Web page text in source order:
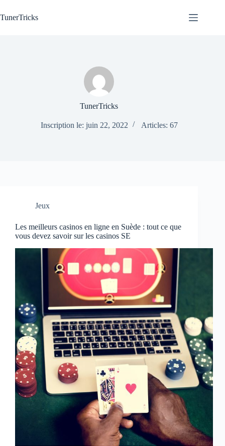
au
contenu
TunerTricks
TunerTricks
Inscription le: juin 22, 2022 Articles: 67
Jeux
Les meilleurs casinos en ligne en Suède : tout ce que
vous devez savoir sur les casinos SE